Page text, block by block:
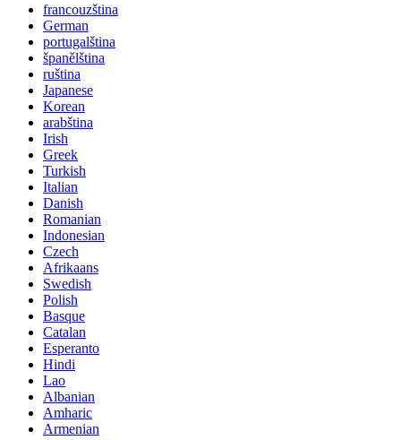
francouzština
German
portugalština
španělština
ruština
Japanese
Korean
arabština
Irish
Greek
Turkish
Italian
Danish
Romanian
Indonesian
Czech
Afrikaans
Swedish
Polish
Basque
Catalan
Esperanto
Hindi
Lao
Albanian
Amharic
Armenian